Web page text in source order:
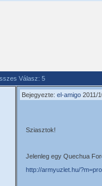
Válasz: 5
Bejegyezte: el-amigo 2011/
Sziasztok!
Jelenleg egy Quechua
http://armyuzlet.hu/